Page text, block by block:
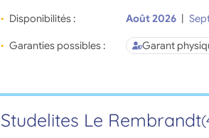
Disponibilités :
Août 2026 |
Garanties possibles : Garant
Studelites Le Rembrandt